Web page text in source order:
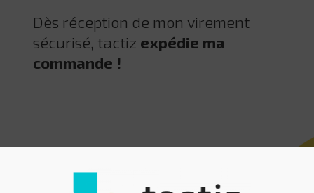
Dès réception de mon virement
sécurisé, tactiz expédie ma
commande !
NOS DERNIÈRES